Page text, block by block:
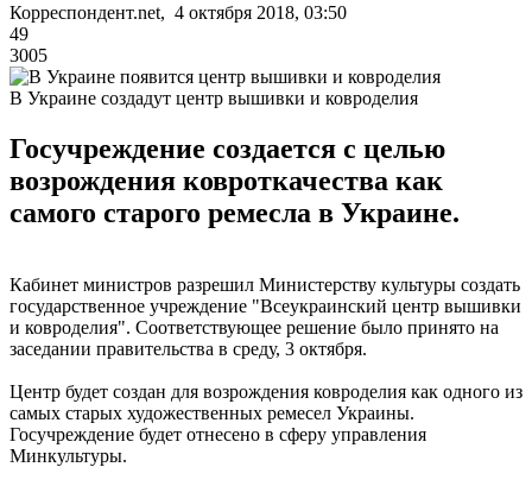
Корреспондент.net, 4 октября 2018, 03:50
49
3005
В Украине создадут центр вышивки и ковроделия
Госучреждение создается с целью
возрождения ковроткачества как
самого старого ремесла в Украине.
Кабинет министров разрешил Министерству культуры создать
государственное учреждение "Всеукраинский центр вышивки
и ковроделия". Соответствующее решение было принято на
заседании правительства в среду, 3 октября.
Центр будет создан для возрождения ковроделия как одного из
самых старых художественных ремесел Украины.
Госучреждение будет отнесено в сферу управления
Минкультуры.